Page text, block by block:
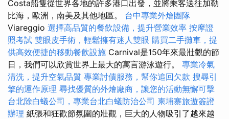
Costa船隻從世界各地的許多港口出發，並將乘客送往加勒
比海，歐洲，南美及其他地區。 台中專業外燴團隊
Viareggio 選擇高品質的餐飲設備，提升營業效率 按摩證
照考試 雙眼皮手術，輕鬆擁有迷人雙眼 購買二手攤車，提
供高效便捷的移動餐飲設施 Carnival是150年來最壯觀的節
日，我們可以欣賞世界上最大的寓言游泳遊行。 專業冷氣
清洗，提升空氣品質 專業討債服務，幫你追回欠款 搜尋引
擎的運作原理 尋找優質的外燴廠商，讓您的活動無懈可擊
台北除白蟻公司，專業台北白蟻防治公司 柬埔寨旅遊簽證
辦理 紙張和狂歡節氛圍的壯觀，巨大的人物吸引了越來越